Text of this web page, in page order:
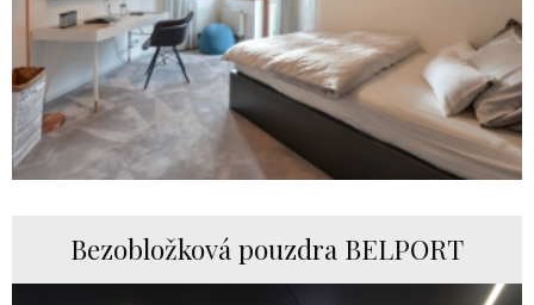
Bezobložková pouzdra BELPORT